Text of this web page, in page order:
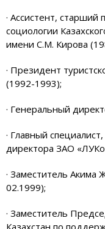
· Ассистент,
социологии
имени С.М. Кирова
· Президент
(1992-1993);
· Генеральный
· Главный
директора ЗАО
· Заместитель Акима
02.1999);
· Заместитель
Казахстан по